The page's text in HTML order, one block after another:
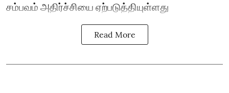
சம்பவம் அதிர்ச்சியை ஏற்படுத்தியுள்ளது
Read More